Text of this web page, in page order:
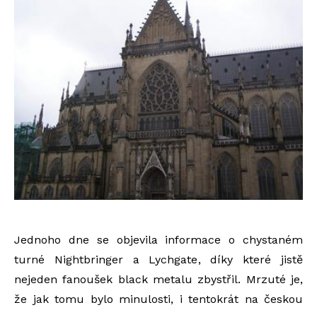
Jednoho dne se objevila informace o chystaném
turné Nightbringer a Lychgate, díky které jistě
nejeden fanoušek black metalu zbystřil. Mrzuté je,
že jak tomu bylo minulosti, i tentokrát na českou